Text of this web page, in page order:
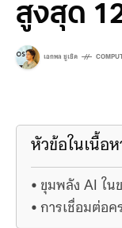
สูงสุด
เอกพล ชูเชิด
หัวข้อในเนื้อ
ขุมพลัง AI ใน
การเชื่อมต่อ